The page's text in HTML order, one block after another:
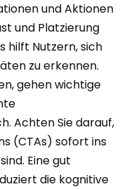
und Aktionen
und Platzierung
hilft Nutzern, sich
zu erkennen.
gehen wichtige
Achten Sie darauf,
(CTAs) sofort ins
Eine gut
die kognitive